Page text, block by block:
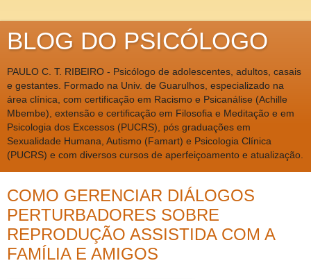
BLOG DO PSICÓLOGO
PAULO C. T. RIBEIRO - Psicólogo de adolescentes, adultos, casais
e gestantes. Formado na Univ. de Guarulhos, especializado na
área clínica, com certificação em Racismo e Psicanálise (Achille
Mbembe), extensão e certificação em Filosofia e Meditação e em
Psicologia dos Excessos (PUCRS), pós graduações em
Sexualidade Humana, Autismo (Famart) e Psicologia Clínica
(PUCRS) e com diversos cursos de aperfeiçoamento e atualização.
COMO GERENCIAR DIÁLOGOS
PERTURBADORES SOBRE
REPRODUÇÃO ASSISTIDA COM A
FAMÍLIA E AMIGOS